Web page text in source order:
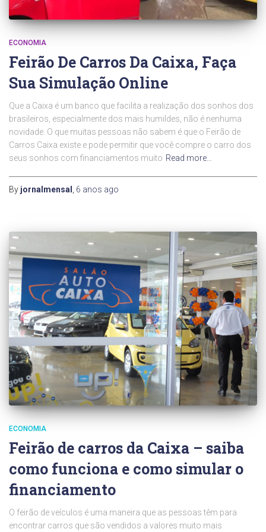
ECONOMIA
Feirão De Carros Da Caixa, Faça
Sua Simulação Online
Que a Caixa é um banco que facilita a realização dos sonhos dos
brasileiros, especialmente dos mais humildes, não é nenhuma
novidade. O que muitas pessoas não sabem é que o Feirão de
Carros Caixa existe e pode permitir que você compre o carro dos
seus sonhos com financiamentos muito Read more…
By jornalmensal 6 anos ago
ECONOMIA
Feirão de carros da Caixa – saiba
como funciona e como simular o
financiamento
O feirão de veículos é uma maneira que as pessoas têm para
encontrar carros que são vendidos a valores muito mais